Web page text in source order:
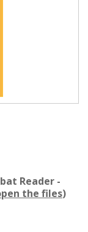
Reader -
the files)